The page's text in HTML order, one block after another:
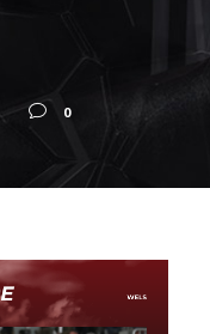
0